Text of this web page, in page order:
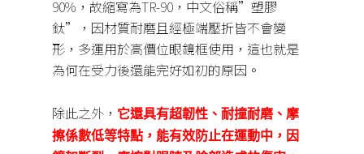
90%，故縮寫為TR-90，中文俗稱”塑膠
鈦”，因材質耐磨且經極端壓折皆不會變
形，多運用於高價位眼鏡框使用，這也就是
為何在受力後還能完好如初的原因。
除此之外， 它還具有超韌性、耐撞耐磨、摩
擦係數低等特點， 能有效防止在運動中，因